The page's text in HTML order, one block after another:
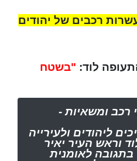
רכבים של יהודים
לוד: "בשטח
רכב ומשאיות -
ליהודים ולעירייה
וראש העיר יאיר
בתגובה לאומנית